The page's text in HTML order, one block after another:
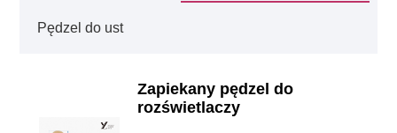
Pędzel do ust
Zapiekany pędzel do
rozświetlaczy